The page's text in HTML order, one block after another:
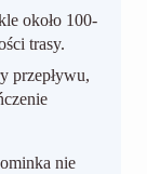
około 100-
trasy.
przepływu,
nie